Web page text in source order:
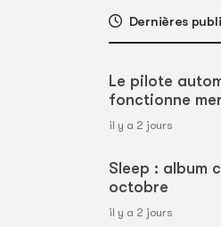
Dernières
Le pilote
fonctionne
il y a 2 jours
Sleep : album
octobre
il y a 2 jours